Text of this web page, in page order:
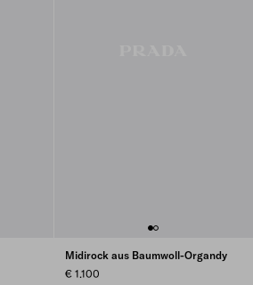
Midirock aus Baumwoll-Organdy
€ 1.100